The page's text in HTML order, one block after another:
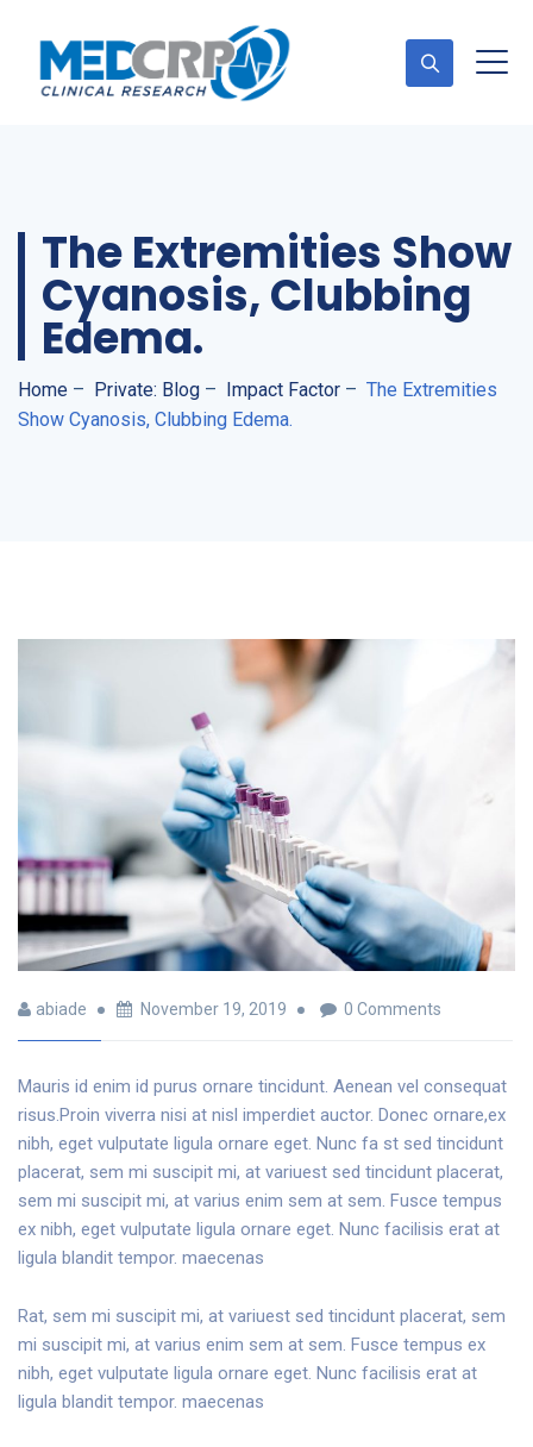
The Extremities Show
Cyanosis, Clubbing
Edema.
Home – Private: Blog – Impact Factor – The Extremities
Show Cyanosis, Clubbing Edema.
abiade November 19, 2019 0 Comments
Mauris id enim id purus ornare tincidunt. Aenean vel consequat
risus.Proin viverra nisi at nisl imperdiet auctor. Donec ornare,ex
nibh, eget vulputate ligula ornare eget. Nunc fa st sed tincidunt
placerat, sem mi suscipit mi, at variuest sed tincidunt placerat,
sem mi suscipit mi, at varius enim sem at sem. Fusce tempus
ex nibh, eget vulputate ligula ornare eget. Nunc facilisis erat at
ligula blandit tempor. maecenas
Rat, sem mi suscipit mi, at variuest sed tincidunt placerat, sem
mi suscipit mi, at varius enim sem at sem. Fusce tempus ex
nibh, eget vulputate ligula ornare eget. Nunc facilisis erat at
ligula blandit tempor. maecenas